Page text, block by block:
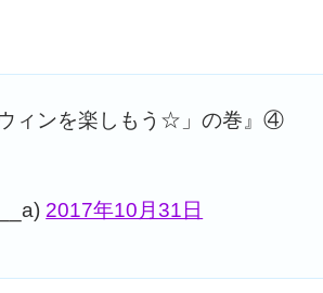
ィンを楽しもう☆」の巻』④
2017年10月31日